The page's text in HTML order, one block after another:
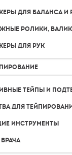
для баланса и
ролики,
для рук
тейпы и
для
инструменты